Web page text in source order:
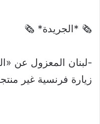
🗞 *الجريدة* 🗞
-لبنان المعزول عن
زيارة فرنسية غير